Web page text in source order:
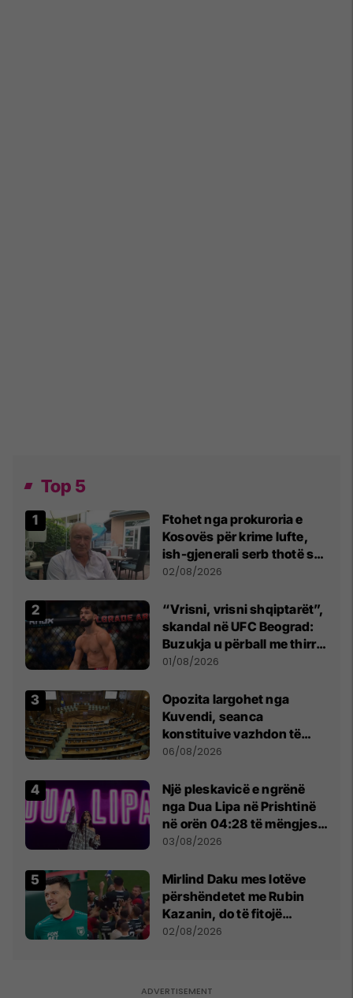
Top 5
Ftohet nga prokuroria e
Kosovës për krime lufte,
ish-gjenerali serb thotë se
dikush e tradhtoi në
02/08/2026
“Vrisni, vrisni shqiptarët”,
skandal në UFC Beograd:
Buzukja u përball me thirrje
anti-shqiptare nga
01/08/2026
Opozita largohet nga
Kuvendi, seanca
konstituive vazhdon të
shtunën në orën 11:00
06/08/2026
Një pleskavicë e ngrënë
nga Dua Lipa në Prishtinë
në orën 04:28 të mëngjesit
- dhe bota digjitale serbe
03/08/2026
Mirlind Daku mes lotëve
përshëndetet me Rubin
Kazanin, do të fitojë
miliona te Spartak Moska
02/08/2026